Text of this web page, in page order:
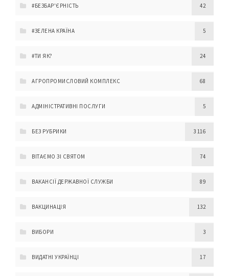
#БЕЗБАР'ЄРНІСТЬ 42
#ЗЕЛЕНА КРАЇНА 5
#ТИ ЯК? 24
АГРОПРОМИСЛОВИЙ КОМПЛЕКС 68
АДМІНІСТРАТИВНІ ПОСЛУГИ 5
БЕЗ РУБРИКИ 3 116
ВІТАЄМО ЗІ СВЯТОМ 74
ВАКАНСІЇ ДЕРЖАВНОЇ СЛУЖБИ 89
ВАКЦИНАЦІЯ 132
ВИБОРИ 3
ВИДАТНІ УКРАЇНЦІ 17